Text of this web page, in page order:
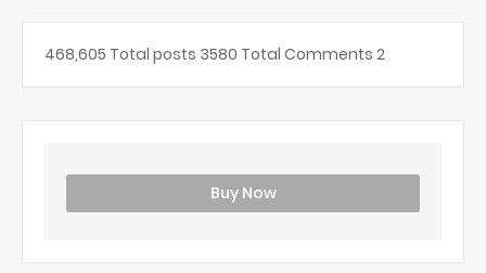
468,605 Total posts 3580 Total Comments 2
Buy Now